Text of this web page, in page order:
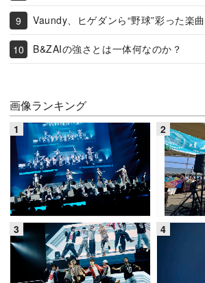
Vaundy、ヒゲダンら“野球”彩った楽
B&ZAIの強さとは一体何なのか？
画像ランキング